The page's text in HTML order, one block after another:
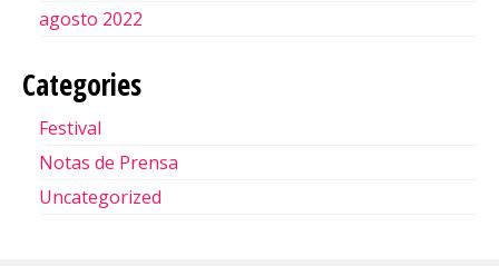
agosto 2022
Categories
Festival
Notas de Prensa
Uncategorized